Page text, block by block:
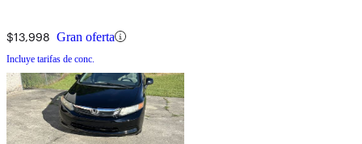
$13,998 Gran oferta
Incluye tarifas de conc.